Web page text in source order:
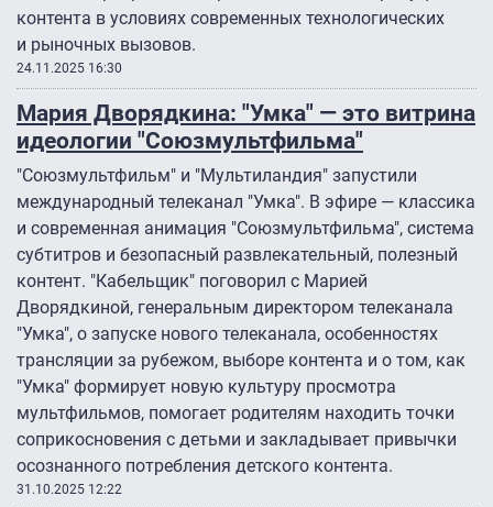
контента в условиях современных технологических
и рыночных вызовов.
24.11.2025 16:30
Мария Дворядкина: "Умка" — это витрина
идеологии "Союзмультфильма"
"Союзмультфильм" и "Мультиландия" запустили
международный телеканал "Умка". В эфире — классика
и современная анимация "Союзмультфильма", система
субтитров и безопасный развлекательный, полезный
контент. "Кабельщик" поговорил с Марией
Дворядкиной, генеральным директором телеканала
"Умка", о запуске нового телеканала, особенностях
трансляции за рубежом, выборе контента и о том, как
"Умка" формирует новую культуру просмотра
мультфильмов, помогает родителям находить точки
соприкосновения с детьми и закладывает привычки
осознанного потребления детского контента.
31.10.2025 12:22